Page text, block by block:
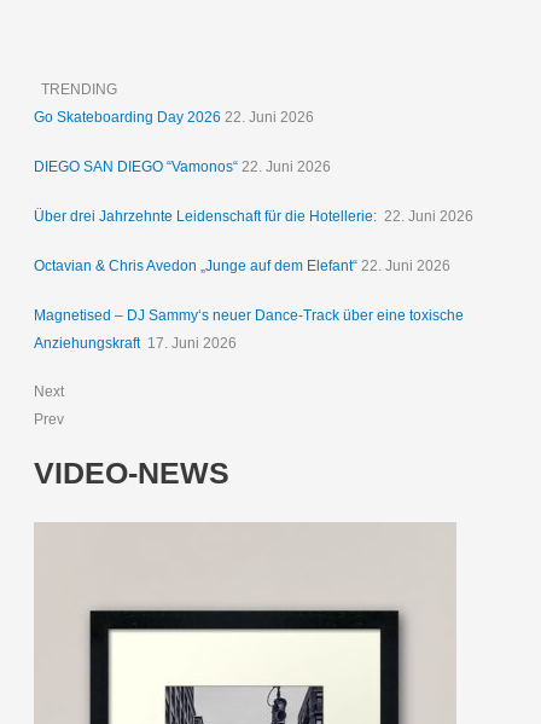
TRENDING
Go Skateboarding Day 2026 22. Juni 2026
DIEGO SAN DIEGO “Vamonos“ 22. Juni 2026
Über drei Jahrzehnte Leidenschaft für die Hotellerie: 22. Juni 2026
Octavian & Chris Avedon „Junge auf dem Elefant“ 22. Juni 2026
Magnetised – DJ Sammy‘s neuer Dance-Track über eine toxische
Anziehungskraft 17. Juni 2026
Next
Prev
VIDEO-NEWS